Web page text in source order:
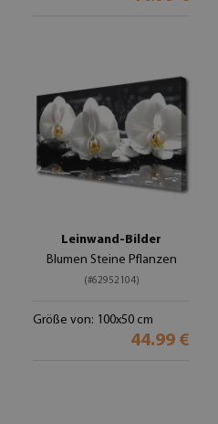
Leinwand-Bilder
Blumen Steine Pflanzen
(#62952104)
Größe von: 100x50 cm
44.99 €